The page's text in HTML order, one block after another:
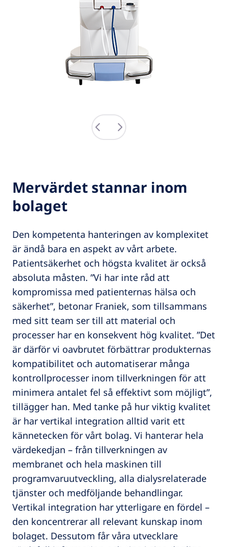
Mervärdet stannar inom
bolaget
Den kompetenta hanteringen av komplexitet
är ändå bara en aspekt av vårt arbete.
Patientsäkerhet och högsta kvalitet är också
absoluta måsten. ”Vi har inte råd att
kompromissa med patienternas hälsa och
säkerhet”, betonar Franiek, som tillsammans
med sitt team ser till att material och
processer har en konsekvent hög kvalitet. ”Det
är därför vi oavbrutet förbättrar produkternas
kompatibilitet och automatiserar många
kontrollprocesser inom tillverkningen för att
minimera antalet fel så effektivt som möjligt”,
tillägger han. Med tanke på hur viktig kvalitet
är har vertikal integration alltid varit ett
kännetecken för vårt bolag. Vi hanterar hela
värdekedjan – från tillverkningen av
membranet och hela maskinen till
programvaruutveckling, alla dialysrelaterade
tjänster och medföljande behandlingar.
Vertikal integration har ytterligare en fördel –
den koncentrerar all relevant kunskap inom
bolaget. Dessutom får våra utvecklare